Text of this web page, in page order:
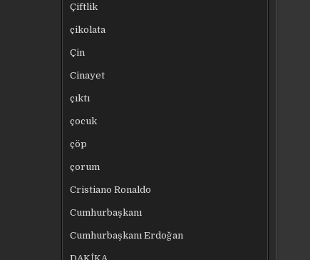
Çiftlik
çikolata
Çin
Cinayet
çıktı
çocuk
çöp
çorum
Cristiano Ronaldo
Cumhurbaşkanı
Cumhurbaşkanı Erdoğan